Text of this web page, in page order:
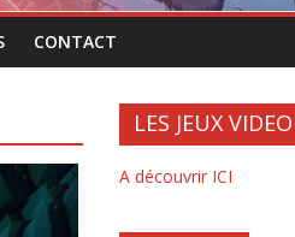
CONTACT
LES JEUX
A découvrir ICI